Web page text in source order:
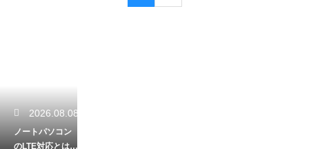
2026.08.08
ノートパソコン
のLTE対応とは？